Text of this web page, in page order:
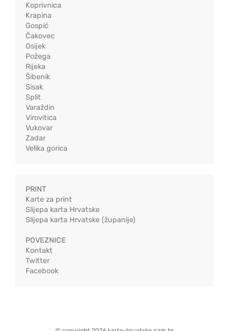
Koprivnica
Krapina
Gospić
Čakovec
Osijek
Požega
Rijeka
Šibenik
Sisak
Split
Varaždin
Virovitica
Vukovar
Zadar
Velika gorica
PRINT
Karte za print
Slijepa karta Hrvatske
Slijepa karta Hrvatske (županije)
POVEZNICE
Kontakt
Twitter
Facebook